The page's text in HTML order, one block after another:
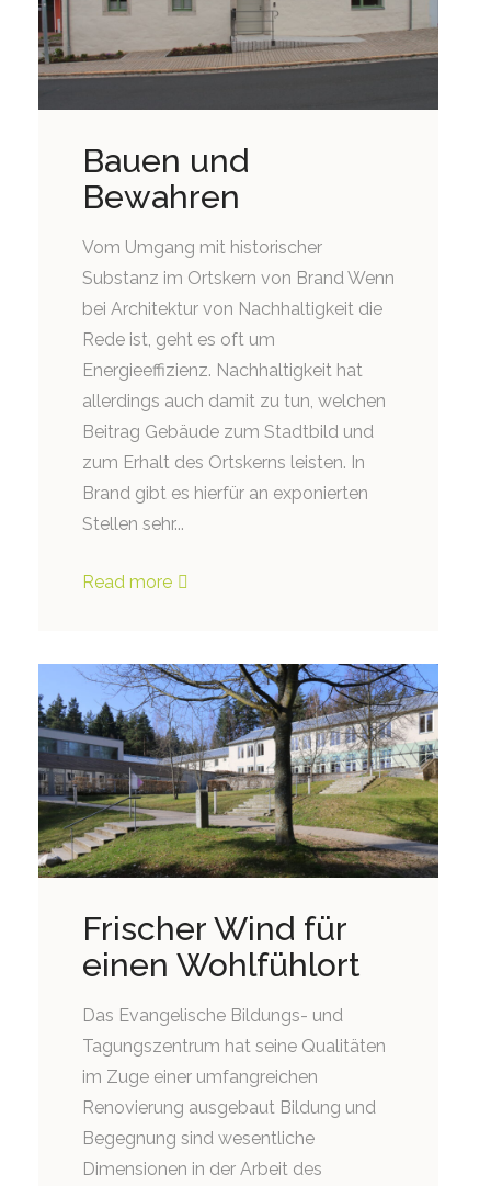
Bauen und
Bewahren
Vom Umgang mit historischer
Substanz im Ortskern von Brand Wenn
bei Architektur von Nachhaltigkeit die
Rede ist, geht es oft um
Energieeffizienz. Nachhaltigkeit hat
allerdings auch damit zu tun, welchen
Beitrag Gebäude zum Stadtbild und
zum Erhalt des Ortskerns leisten. In
Brand gibt es hierfür an exponierten
Stellen sehr...
Read more
Frischer Wind für
einen Wohlfühlort
Das Evangelische Bildungs- und
Tagungszentrum hat seine Qualitäten
im Zuge einer umfangreichen
Renovierung ausgebaut Bildung und
Begegnung sind wesentliche
Dimensionen in der Arbeit des